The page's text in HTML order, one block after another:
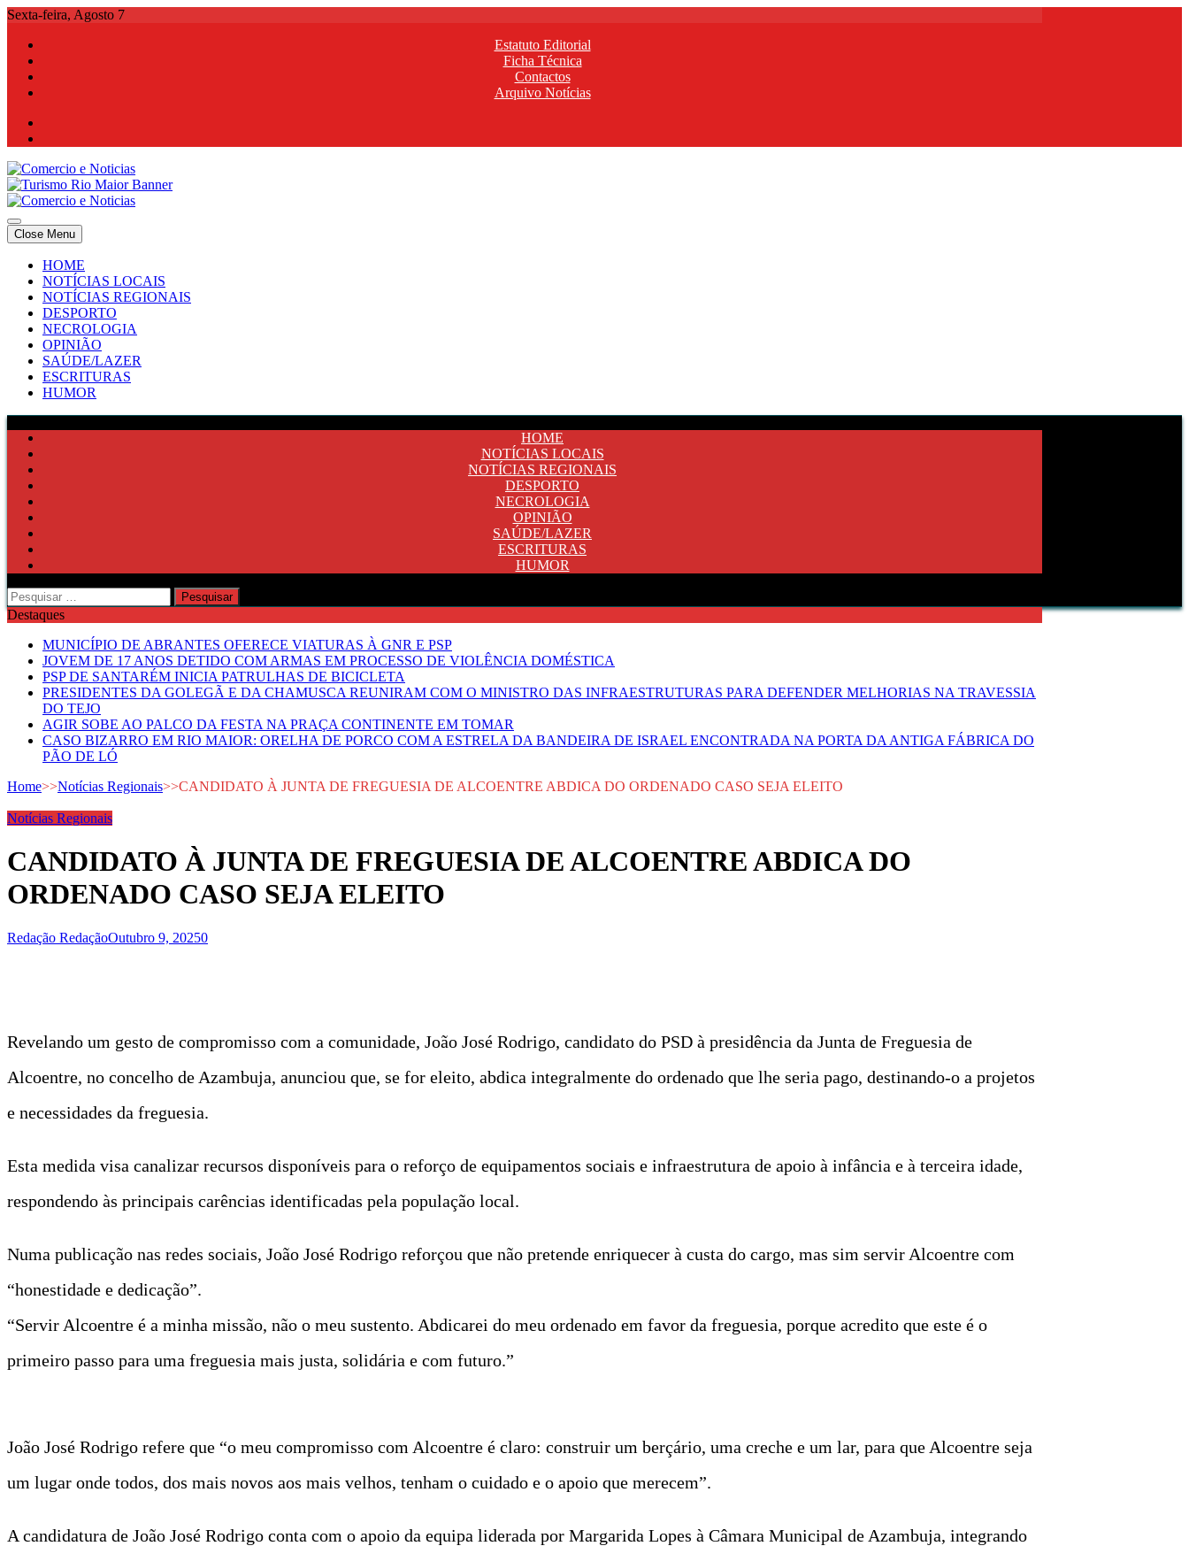
Skip
content
Sexta-feira, Agosto 7
Estatuto Editorial
Ficha Técnica
Contactos
Arquivo Notícias
Comercio e Noticias
Notícias e Publicidade Online
Comercio e Noticias
Notícias e Publicidade Online
Close Menu
HOME
NOTÍCIAS LOCAIS
NOTÍCIAS REGIONAIS
DESPORTO
NECROLOGIA
OPINIÃO
SAÚDE/LAZER
ESCRITURAS
HUMOR
HOME
NOTÍCIAS LOCAIS
NOTÍCIAS REGIONAIS
DESPORTO
NECROLOGIA
OPINIÃO
SAÚDE/LAZER
ESCRITURAS
HUMOR
Pesquisar
por:
Destaques
MUNICÍPIO DE ABRANTES OFERECE VIATURAS À GNR E PSP
JOVEM DE 17 ANOS DETIDO COM ARMAS EM PROCESSO DE VIOLÊNCIA DOMÉSTICA
PSP DE SANTARÉM INICIA PATRULHAS DE BICICLETA
PRESIDENTES DA GOLEGÃ E DA CHAMUSCA REUNIRAM COM O MINISTRO DAS INFRAESTRUTURAS PARA DEFENDER MELHORIAS NA TRAVESSIA
DO TEJO
AGIR SOBE AO PALCO DA FESTA NA PRAÇA CONTINENTE EM TOMAR
CASO BIZARRO EM RIO MAIOR: ORELHA DE PORCO COM A ESTRELA DA BANDEIRA DE ISRAEL ENCONTRADA NA PORTA DA ANTIGA FÁBRICA DO
PÃO DE LÓ
Home>>Notícias Regionais>>CANDIDATO À JUNTA DE FREGUESIA DE ALCOENTRE ABDICA DO ORDENADO CASO SEJA ELEITO
Notícias Regionais
CANDIDATO À JUNTA DE FREGUESIA DE ALCOENTRE ABDICA DO
ORDENADO CASO SEJA ELEITO
Redação RedaçãoOutubro 9, 20250
Revelando um gesto de compromisso com a comunidade, João José Rodrigo, candidato do PSD à presidência da Junta de Freguesia de
Alcoentre, no concelho de Azambuja, anunciou que, se for eleito, abdica integralmente do ordenado que lhe seria pago, destinando-o a projetos
e necessidades da freguesia.
Esta medida visa canalizar recursos disponíveis para o reforço de equipamentos sociais e infraestrutura de apoio à infância e à terceira idade,
respondendo às principais carências identificadas pela população local.
Numa publicação nas redes sociais, João José Rodrigo reforçou que não pretende enriquecer à custa do cargo, mas sim servir Alcoentre com
“honestidade e dedicação”.
“Servir Alcoentre é a minha missão, não o meu sustento. Abdicarei do meu ordenado em favor da freguesia, porque acredito que este é o
primeiro passo para uma freguesia mais justa, solidária e com futuro.”
João José Rodrigo refere que “o meu compromisso com Alcoentre é claro: construir um berçário, uma creche e um lar, para que Alcoentre seja
um lugar onde todos, dos mais novos aos mais velhos, tenham o cuidado e o apoio que merecem”.
A candidatura de João José Rodrigo conta com o apoio da equipa liderada por Margarida Lopes à Câmara Municipal de Azambuja, integrando